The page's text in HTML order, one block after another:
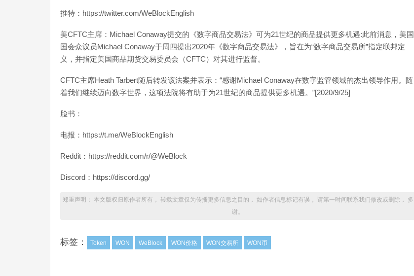
推特：https://twitter.com/WeBlockEnglish
美CFTC主席：Michael Conaway提交的《数字商品交易法》可为21世纪的商品提供更多机遇:此前消息，美国
国会众议员Michael Conaway于周四提出2020年《数字商品交易法》，旨在为“数字商品交易所”指定联邦定
义，并指定美国商品期货交易委员会（CFTC）对其进行监督。
CFTC主席Heath Tarbert随后转发该法案并表示：“感谢Michael Conaway在数字监管领域的杰出领导作用。随
着我们继续迈向数字世界，这项法院将有助于为21世纪的商品提供更多机遇。”[2020/9/25]
脸书：
电报：https://t.me/WeBlockEnglish
Reddit：https://reddit.com/r/@WeBlock
Discord：https://discord.gg/
郑重声明： 本文版权归原作者所有， 转载文章仅为传播更多信息之目的， 如作者信息标记有误， 请第一时间联系我们修改或删除， 多
谢。
标签： Token WON WeBlock WON价格 WON交易所 WON币